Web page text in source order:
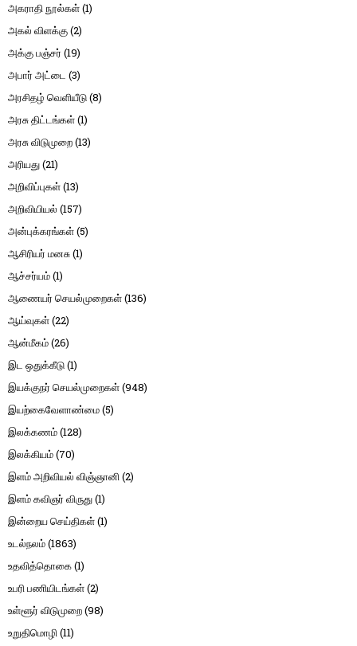
அகராதி நூல்கள்(1)
அகல் விளக்கு(2)
அக்கு பஞ்சர் (19)
அபார் அட்டை (3)
அரசிதழ் வெளியீடு(8)
அரசு திட்டங்கள்(1)
அரசு விடுமுறை(13)
அரியது(21)
அறிவிப்புகள்(13)
அறிவியியல் (157)
அன்புக்கரங்கள்(5)
ஆசிரியர் மனசு(1)
ஆச்சர்யம்(1)
ஆணையர் செயல்முறைகள்(136)
ஆய்வுகள்(22)
ஆன்மீகம்(26)
இட ஒதுக்கீடு(1)
இயக்குநர் செயல்முறைகள்(948)
இயற்கைவேளாண்மை(5)
இலக்கணம்(128)
இலக்கியம்(70)
இளம் அறிவியல் விஞ்ஞானி(2)
இளம் கவிஞர் விருது(1)
இன்றைய செய்திகள்(1)
உடல்நலம்(1863)
உதவித்தொகை(1)
உபரி பணியிடங்கள்(2)
உள்ளூர் விடுமுறை(98)
உறுதிமொழி(11)